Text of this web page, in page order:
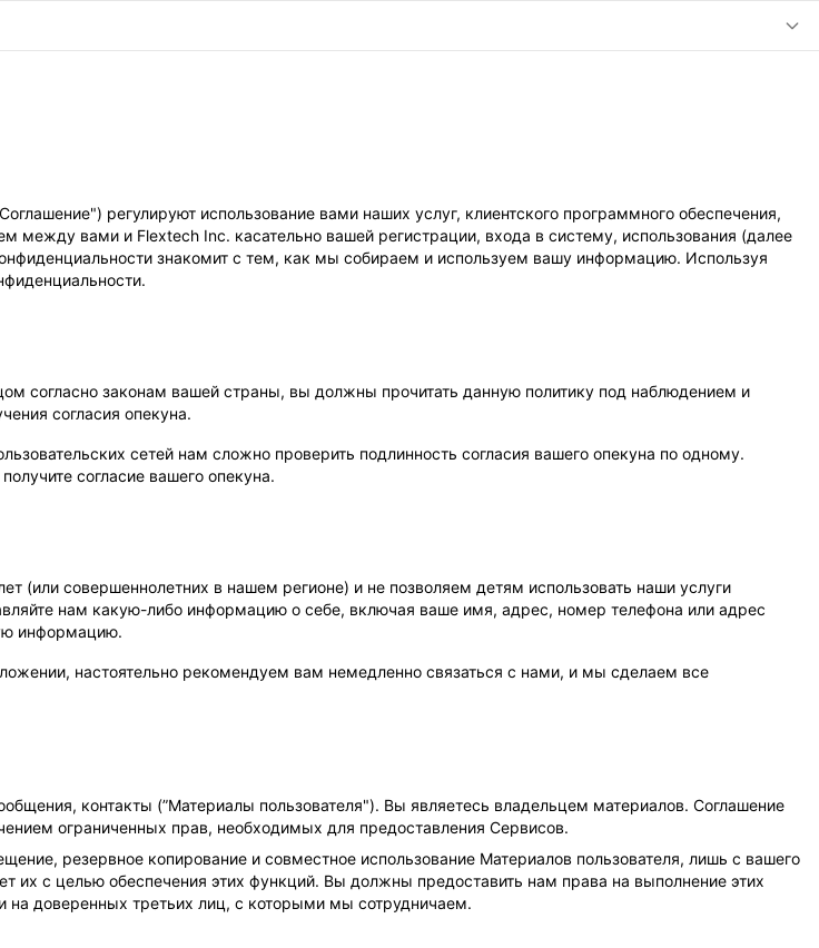
регулируют использование вами наших услуг, клиентского программного обеспечения,
между вами и Flextech Inc. касательно вашей регистрации, входа в систему, использования (далее
знакомит с тем, как мы собираем и используем вашу информацию. Используя
согласно законам вашей страны, вы должны прочитать данную политику под наблюдением и
согласия опекуна.
сетей нам сложно проверить подлинность согласия вашего опекуна по одному.
согласие вашего опекуна.
совершеннолетних в нашем регионе) и не позволяем детям использовать наши услуги
нам какую-либо информацию о себе, включая ваше имя, адрес, номер телефона или адрес
информацию.
настоятельно рекомендуем вам немедленно связаться с нами, и мы сделаем все
контакты (”Материалы пользователя"). Вы являетесь владельцем материалов. Соглашение
ограниченных прав, необходимых для предоставления Сервисов.
резервное копирование и совместное использование Материалов пользователя, лишь с вашего
их с целью обеспечения этих функций. Вы должны предоставить нам права на выполнение этих
доверенных третьих лиц, с которыми мы сотрудничаем.